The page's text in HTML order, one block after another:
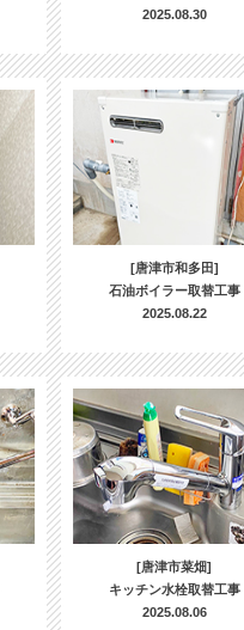
2025.08.30
[唐津市和多田]
石油ボイラー取替工事
2025.08.22
[唐津市菜畑]
キッチン水栓取替工事
2025.08.06